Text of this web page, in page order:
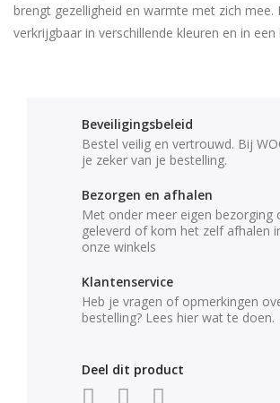
brengt gezelligheid en warmte met zich mee.
verkrijgbaar in verschillende kleuren en in
Beveiligingsbeleid
Bestel veilig en vertrouwd. Bij
je zeker van je bestelling.
Bezorgen en afhalen
Met onder meer eigen bezorging
geleverd of kom het zelf afhalen
onze winkels
Klantenservice
Heb je vragen of opmerkingen
bestelling? Lees hier wat te doen.
Deel dit product